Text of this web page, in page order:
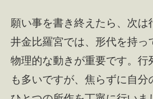
願い事を書き終えたら、次は
井金比羅宮では、形代を持っ
物理的な動きが重要です。行
も多いですが、焦らずに自分